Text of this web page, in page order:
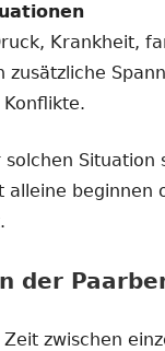
Krankheit,
zusätzliche
alleine
der
zwischen